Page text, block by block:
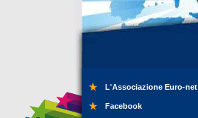
L'Associazione Euro-net
Facebook